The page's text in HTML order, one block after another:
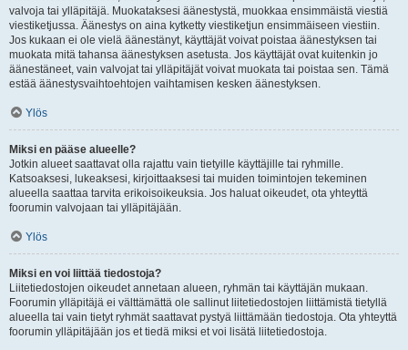
valvoja tai ylläpitäjä. Muokataksesi äänestystä, muokkaa ensimmäistä viestiä
viestiketjussa. Äänestys on aina kytketty viestiketjun ensimmäiseen viestiin.
Jos kukaan ei ole vielä äänestänyt, käyttäjät voivat poistaa äänestyksen tai
muokata mitä tahansa äänestyksen asetusta. Jos käyttäjät ovat kuitenkin jo
äänestäneet, vain valvojat tai ylläpitäjät voivat muokata tai poistaa sen. Tämä
estää äänestysvaihtoehtojen vaihtamisen kesken äänestyksen.
Ylös
Miksi en pääse alueelle?
Jotkin alueet saattavat olla rajattu vain tietyille käyttäjille tai ryhmille.
Katsoaksesi, lukeaksesi, kirjoittaaksesi tai muiden toimintojen tekeminen
alueella saattaa tarvita erikoisoikeuksia. Jos haluat oikeudet, ota yhteyttä
foorumin valvojaan tai ylläpitäjään.
Ylös
Miksi en voi liittää tiedostoja?
Liitetiedostojen oikeudet annetaan alueen, ryhmän tai käyttäjän mukaan.
Foorumin ylläpitäjä ei välttämättä ole sallinut liitetiedostojen liittämistä tietyllä
alueella tai vain tietyt ryhmät saattavat pystyä liittämään tiedostoja. Ota yhteyttä
foorumin ylläpitäjään jos et tiedä miksi et voi lisätä liitetiedostoja.